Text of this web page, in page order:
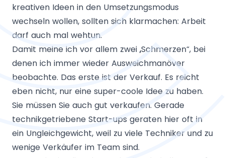
kreativen Ideen in den Umsetzungsmodus
wechseln wollen, sollten sich klarmachen: Arbeit
darf auch mal wehtun.
Damit meine ich vor allem zwei „Schmerzen“, bei
denen ich immer wieder Ausweichmanöver
beobachte. Das erste ist der Verkauf. Es reicht
eben nicht, nur eine super-coole Idee zu haben.
Sie müssen Sie auch gut verkaufen. Gerade
technikgetriebene Start-ups geraten hier oft in
ein Ungleichgewicht, weil zu viele Techniker und zu
wenige Verkäufer im Team sind.